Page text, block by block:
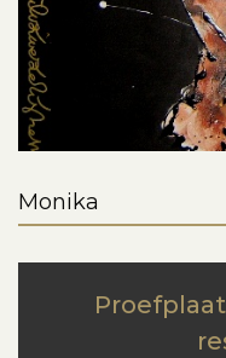
Monika